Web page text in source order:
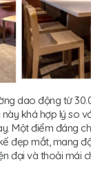
dao động từ
khá hợp lý so
Một điểm đáng
đẹp mắt, mang
đại và thoải mái